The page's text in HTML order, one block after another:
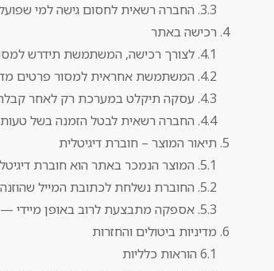
3.3. החברה רשאית לחסום גישה למי שפועלת בניגוד לתנאים.
רכישה באתר
4.1. לצורך רכישה, המשתמשת תידרש למסור פרטים מלאים: שם, טלפון, מייל ופרטי תשלום.
4.2. המשתמשת אחראית למסור פרטים מדויקים.
4.3. עסקה תיקלט במערכת רק לאחר קבלת אישור מחברת הסליקה.
4.4. החברה רשאית לבטל הזמנה בשל טעות תמחור/תקלה/חוסר מלאי.
תיאור המוצר – חוברת דיגיטלית
5.1. המוצר הנמכר באתר הוא חוברת דיגיטלית (PDF) במחיר 200 ש״ח (או מחיר אחר כפי שיעודכן).
5.2. החוברת נשלחת לכתובת המייל שהוזנה ברכישה או באמצעות קישור להורדה.
5.3. אספקה מתבצעת לרוב באופן מיידי — ייתכנו עיכובים טכניים.
מדיניות ביטולים והחזרות
6.1 הוראות כלליות